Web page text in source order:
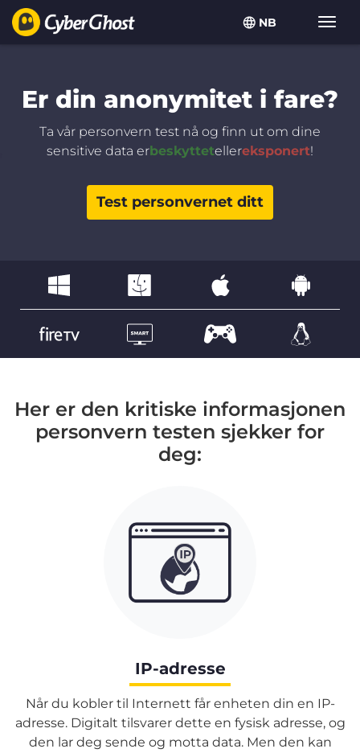
NB
Vis/
Er din anonymitet i fare?
Ta vår personvern test nå og finn ut om dine
sensitive data erbeskyttetellereksponert!
Test personvernet ditt
Her er den kritiske informasjonen
personvern testen sjekker for
deg:
IP-adresse
Når du kobler til Internett får enheten din en IP-
adresse. Digitalt tilsvarer dette en fysisk adresse, og
den lar deg sende og motta data. Men den kan